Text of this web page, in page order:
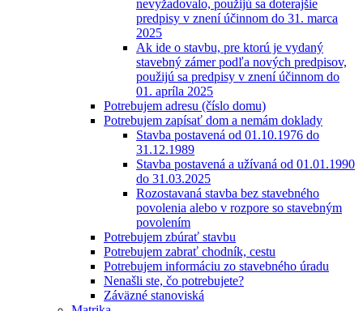
nevyžadovalo, použijú sa doterajšie
predpisy v znení účinnom do 31. marca
2025
Ak ide o stavbu, pre ktorú je vydaný
stavebný zámer podľa nových predpisov,
použijú sa predpisy v znení účinnom do
01. apríla 2025
Potrebujem adresu (číslo domu)
Potrebujem zapísať dom a nemám doklady
Stavba postavená od 01.10.1976 do
31.12.1989
Stavba postavená a užívaná od 01.01.1990
do 31.03.2025
Rozostavaná stavba bez stavebného
povolenia alebo v rozpore so stavebným
povolením
Potrebujem zbúrať stavbu
Potrebujem zabrať chodník, cestu
Potrebujem informáciu zo stavebného úradu
Nenašli ste, čo potrebujete?
Záväzné stanoviská